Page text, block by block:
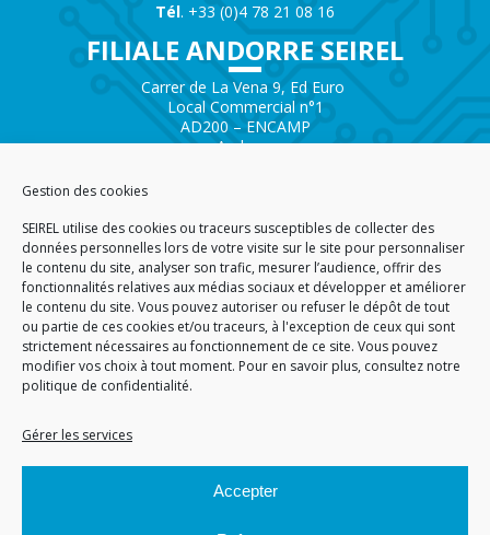
Gestion des cookies
SEIREL utilise des cookies ou traceurs susceptibles de collecter des
données personnelles lors de votre visite sur le site pour personnaliser
le contenu du site, analyser son trafic, mesurer l’audience, offrir des
fonctionnalités relatives aux médias sociaux et développer et améliorer
le contenu du site. Vous pouvez autoriser ou refuser le dépôt de tout
ou partie de ces cookies et/ou traceurs, à l'exception de ceux qui sont
strictement nécessaires au fonctionnement de ce site. Vous pouvez
modifier vos choix à tout moment. Pour en savoir plus, consultez notre
politique de confidentialité.
Gérer les services
Accepter
Tél. +33 (0)4 78 21 08 16
FILIALE ANDORRE SEIREL
Carrer de La Vena 9, Ed Euro
Local Commercial n°1
AD200 – ENCAMP
Andorra
Immeuble 3D
81 Rue de la Petite Eau
73290 LA MOTTE SERVOLEX
ACCUEIL
GÉRARD PERRIER INDUSTRIE – TOUS DROITS RÉSERVÉS